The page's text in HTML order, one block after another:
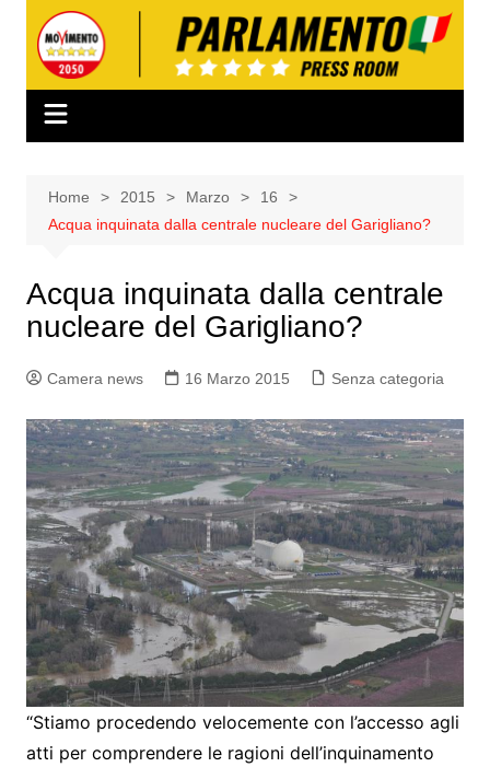
contenuto
Home 2015 Marzo
16
Acqua inquinata dalla centrale nucleare del Garigliano?
Acqua inquinata dalla centrale
nucleare del Garigliano?
Camera news 16 Marzo 2015 Senza categoria
“Stiamo procedendo velocemente con l’accesso agli
atti per comprendere le ragioni dell’inquinamento